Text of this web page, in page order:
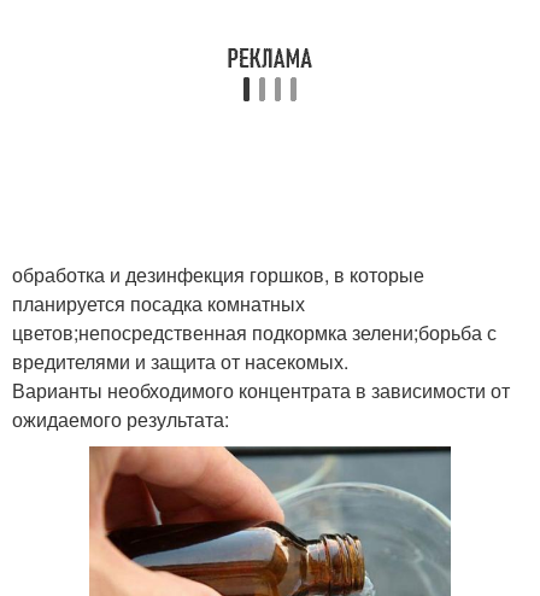
Спирт от муравьев
обработка и дезинфекция горшков, в которые
планируется посадка комнатных
цветов;непосредственная подкормка зелени;борьба с
вредителями и защита от насекомых.
Варианты необходимого концентрата в зависимости от
ожидаемого результата: